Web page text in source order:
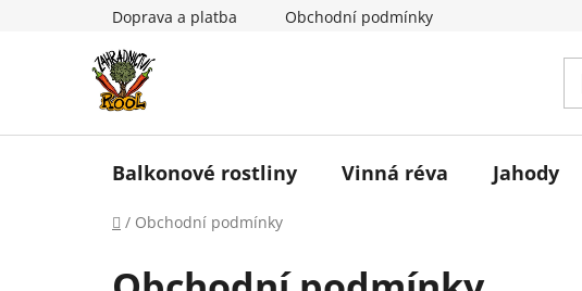
Doprava a platba Obchodní podmínky
Balkonové rostliny Vinná réva Jahody
Domů
/ Obchodní podmínky